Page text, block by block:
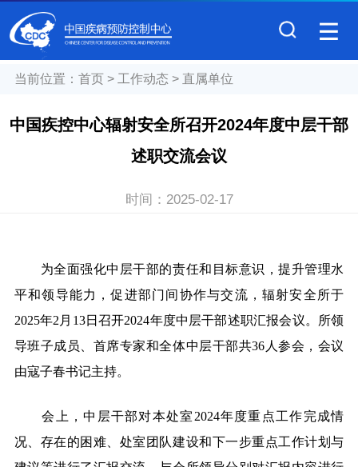
当前位置： 首页> 工作动态 > 直属单位
中国疾控中心辐射安全所召开2024年度中层干部
述职交流会议
时间： 2025-02-17
为全面强化中层干部的责任和目标意识，提升管理水
平和领导能力，促进部门间协作与交流，辐射安全所于
2025年2月13日召开2024年度中层干部述职汇报会议。所领
导班子成员、首席专家和全体中层干部共36人参会，会议
由寇子春书记主持。
会上，中层干部对本处室2024年度重点工作完成情
况、存在的困难、处室团队建设和下一步重点工作计划与